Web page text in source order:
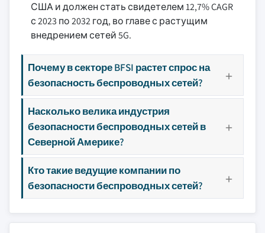
США и должен стать свидетелем 12,7% CAGR
с 2023 по 2032 год, во главе с растущим
внедрением сетей 5G.
Почему в секторе BFSI растет спрос на
безопасность беспроводных сетей?
Насколько велика индустрия
безопасности беспроводных сетей в
Северной Америке?
Кто такие ведущие компании по
безопасности беспроводных сетей?